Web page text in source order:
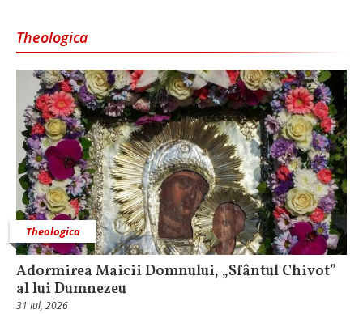
Theologica
Theologica
Adormirea Maicii Domnului, „Sfântul Chivot”
al lui Dumnezeu
31 Iul, 2026